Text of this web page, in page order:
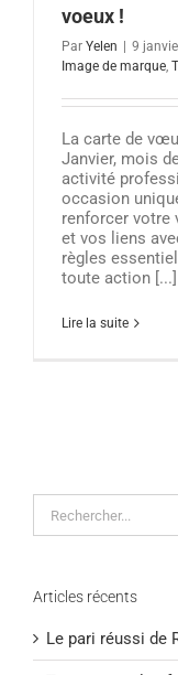
voeux !
Par Yelen 9
Image de marque,
La carte de
Janvier, mois
activité
occasion
renforcer votre
et vos liens
règles
toute action [...]
Lire la suite
Articles récents
Le pari réussi de